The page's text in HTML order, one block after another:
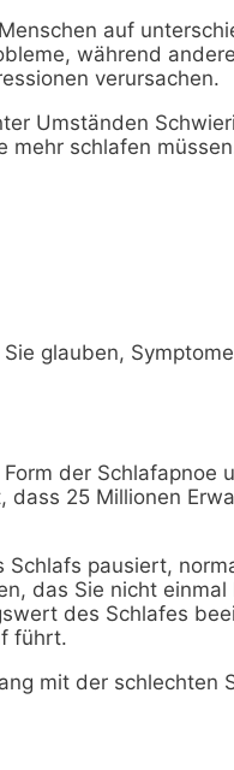
auf
während
verursachen.
Umständen
mehr schlafen
glauben,
der Schlafapnoe
25 Millionen
pausiert,
das Sie nicht
des Schlafes
führt.
mit der schlechten